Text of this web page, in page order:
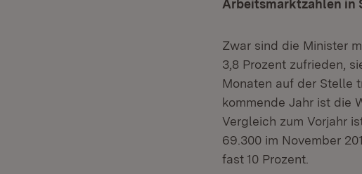
Arbeitsmarktzahlen in
Zwar sind die Minister
3,8 Prozent zufrieden,
Monaten auf der Stelle
kommende Jahr ist die
Vergleich zum Vorjahr
69.300 im November
fast 10 Prozent.